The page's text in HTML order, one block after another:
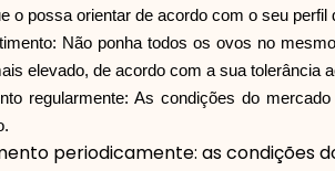
o possa orientar de acordo com o seu
Não ponha todos os ovos no
elevado, de acordo com a sua tolerância
regularmente: As condições do
periodicamente: as condições